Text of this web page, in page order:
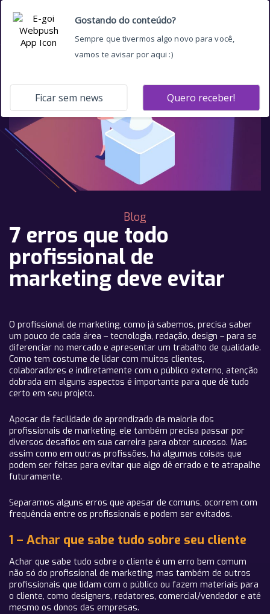
Blog
7 erros que todo
profissional de
marketing deve evitar
O profissional de marketing, como já sabemos, precisa saber
um pouco de cada área – tecnologia, redação, design – para se
diferenciar no mercado e apresentar um trabalho de qualidade.
Como tem costume de lidar com muitos clientes,
colaboradores e indiretamente com o público externo, atenção
dobrada em alguns aspectos é importante para que dê tudo
certo em seu projeto.
Apesar da facilidade de aprendizado da maioria dos
profissionais de marketing, ele também precisa passar por
diversos desafios em sua carreira para obter sucesso. Mas
assim como em outras profissões, há algumas coisas que
podem ser feitas para evitar que algo dê errado e te atrapalhe
futuramente.
Separamos alguns erros que apesar de comuns, ocorrem com
frequência entre os profissionais e podem ser evitados.
1 – Achar que sabe tudo sobre seu cliente
Achar que sabe tudo sobre o cliente é um erro bem comum
não só do profissional de marketing, mas também de outros
profissionais que lidam com o público ou fazem materiais para
o cliente, como designers, redatores, comercial/vendedor e até
mesmo os donos das empresas.